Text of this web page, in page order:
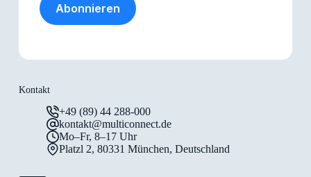
Kontakt
+49 (89) 44 288-000
kontakt@multiconnect.de
Mo–Fr, 8–17 Uhr
Platzl 2, 80331 München, Deutschland
Abonnieren